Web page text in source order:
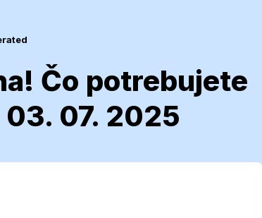
Čo potrebujete
07. 2025
Čo